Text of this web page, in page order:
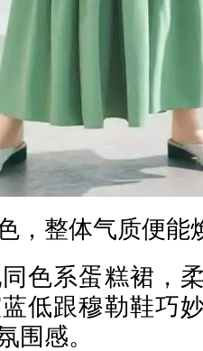
，整体气质便能
色系蛋糕裙，
低跟穆勒鞋巧
围感。